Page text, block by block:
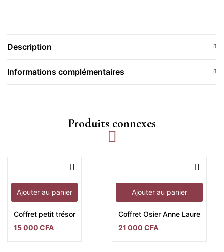
Description
Informations complémentaires
Produits connexes
Ajouter au panier
Coffret petit trésor
15 000 CFA
Ajouter au panier
Coffret Osier Anne Laure
21 000 CFA